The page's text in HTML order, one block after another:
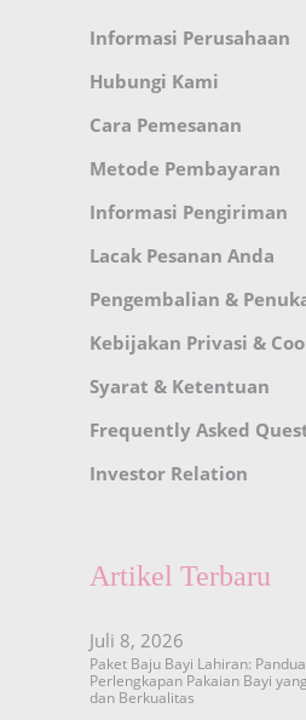
Informasi Perusahaan
Hubungi Kami
Cara Pemesanan
Metode Pembayaran
Informasi Pengiriman
Lacak Pesanan Anda
Pengembalian &
Kebijakan Privasi &
Syarat & Ketentuan
Frequently Asked
Investor Relation
Artikel Terbaru
Juli 8, 2026
Paket Baju Bayi Lahiran:
Perlengkapan Pakaian Bayi
dan Berkualitas